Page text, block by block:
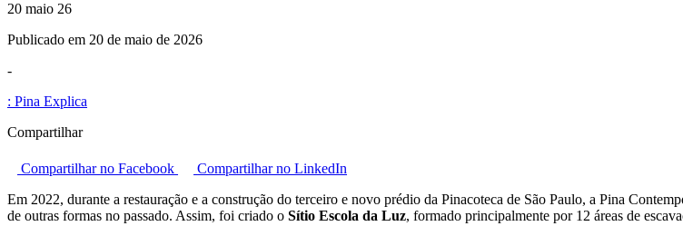
20 maio 26
Publicado em 20 de maio de 2026
-
: Pina Explica
Compartilhar
Compartilhar no Facebook
Compartilhar no LinkedIn
Em 2022, durante a restauração e a construção do terceiro e novo prédio da Pinacoteca de São Paulo, a Pina
de outras formas no passado. Assim, foi criado o Sítio Escola da Luz, formado principalmente por 12 áreas de